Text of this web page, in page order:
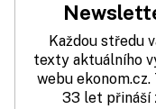
Každou středu
texty aktuálního
webu
33 let přináší